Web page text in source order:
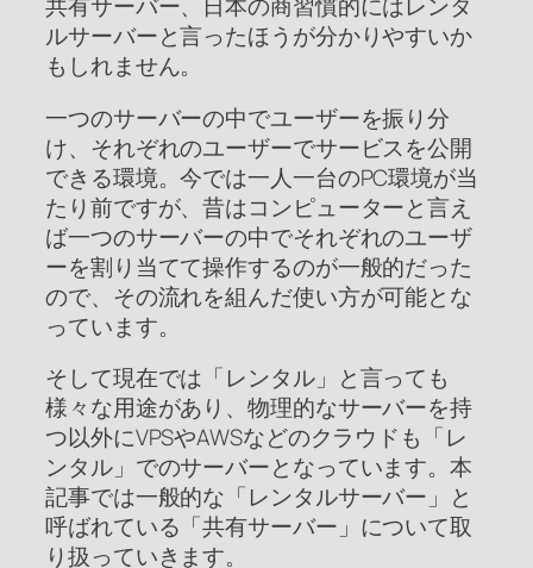
共有サーバー、日本の商習慣的にはレンタ
ルサーバーと言ったほうが分かりやすいか
もしれません。
一つのサーバーの中でユーザーを振り分
け、それぞれのユーザーでサービスを公開
できる環境。今では一人一台のPC環境が当
たり前ですが、昔はコンピューターと言え
ば一つのサーバーの中でそれぞれのユーザ
ーを割り当てて操作するのが一般的だった
ので、その流れを組んだ使い方が可能とな
っています。
そして現在では「レンタル」と言っても
様々な用途があり、物理的なサーバーを持
つ以外にVPSやAWSなどのクラウドも「レ
ンタル」でのサーバーとなっています。本
記事では一般的な「レンタルサーバー」と
呼ばれている「共有サーバー」について取
り扱っていきます。